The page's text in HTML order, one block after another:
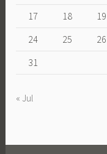
17
18 19
24
25 26
31
« Jul